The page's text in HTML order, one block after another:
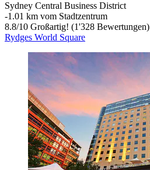
Sydney Central Business District
‐1.01 km vom Stadtzentrum
8.8/10 Großartig! (1'328 Bewertungen)
Rydges World Square